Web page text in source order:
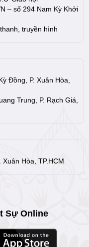
– số 294 Nam Kỳ Khởi
truyền hình
Đồng, P. Xuân Hòa,
Trung, P. Rạch Giá,
Hòa, TP.HCM
Sự Online